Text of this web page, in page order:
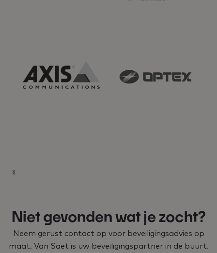
Niet gevonden wat je zocht?
Neem gerust contact op voor beveiligingsadvies op
maat. Van Saet is uw beveiligingspartner in de buurt.